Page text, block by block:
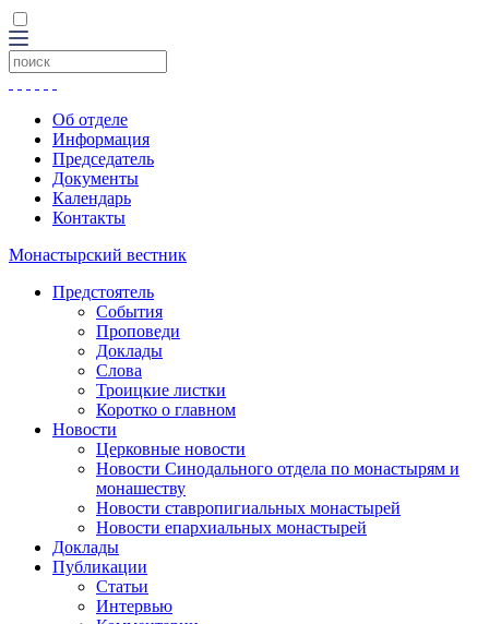
Об отделе
Информация
Председатель
Документы
Календарь
Контакты
Монастырский вестник
Предстоятель
События
Проповеди
Доклады
Слова
Троицкие листки
Коротко о главном
Новости
Церковные новости
Новости Синодального отдела по монастырям и
монашеству
Новости ставропигиальных монастырей
Новости епархиальных монастырей
Доклады
Публикации
Статьи
Интервью